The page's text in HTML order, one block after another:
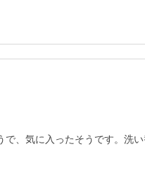
、気に入ったそうです。洗